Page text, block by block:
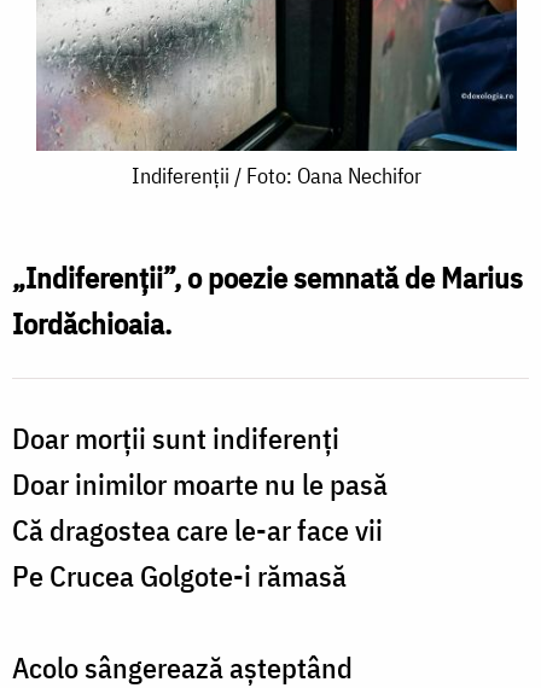
Indiferenții
Oana
Nechifor
Indiferenții / Foto: Oana Nechifor
„Indiferenții”, o poezie semnată de Marius
Iordăchioaia.
Doar morții sunt indiferenți
Doar inimilor moarte nu le pasă
Că dragostea care le-ar face vii
Pe Crucea Golgote-i rămasă
Acolo sângerează așteptând